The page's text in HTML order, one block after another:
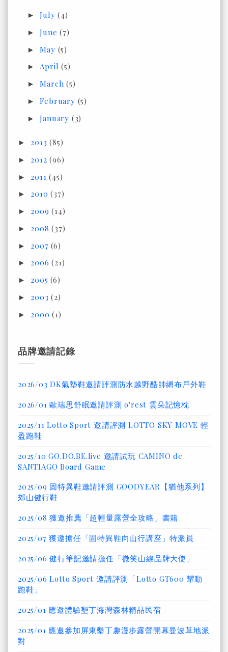
►July(4)
►June(7)
►May (5)
► April(5)
►March(5)
►February (5)
►January (3)
► 2013(85)
► 2012(96)
► 2011(45)
► 2010(37)
► 2009(14)
► 2008(37)
► 2007(6)
► 2006(21)
► 2005(6)
► 2003(2)
► 2000(1)
品牌邀請記錄
2026/03 DK氣墊鞋邀請評測防水越野酷帥網布戶外鞋
2026/01 歐瑞思舒眠邀請評測 o'rest 雲朵記憶枕
2025/11 Lotto Sport 邀請評測 LOTTO SKY MOVE 輕
盈跑鞋
2025/10 GO.DO.BE.live 邀請試玩 CAMINO de
SANTIAGO Board Game
2025/09 固特異鞋邀請評測 GOODYEAR【猶他系列】
郊山健行鞋
2025/08 獲邀推薦「超輕量露營全攻略」書籍
2025/07 獲邀擔任「固特異鞋向山行講座」特派員
2025/06 健行筆記邀請擔任「微笑山線品牌大使」
2025/06 Lotto Sport 邀請評測「Lotto GT600 耀動
跑鞋」
2025/01 應邀體驗墾丁海灣森林精品民宿
2025/01 應邀參加屏東墾丁趣漫步露營開幕曼波草地派
對